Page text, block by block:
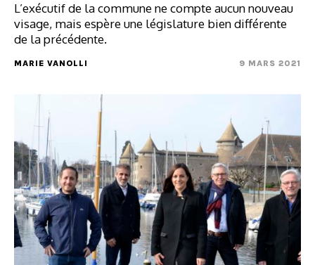
L’exécutif de la commune ne compte aucun nouveau
visage, mais espère une législature bien différente
de la précédente.
MARIE VANOLLI 9 MARS 2021